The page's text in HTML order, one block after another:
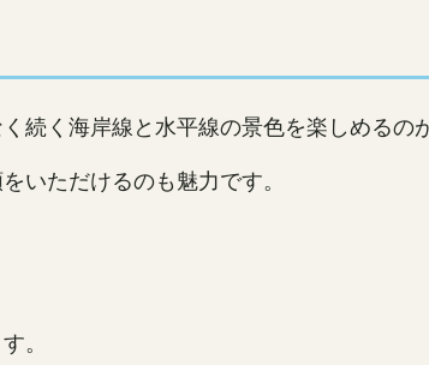
続く海岸線と水平線の景色を楽しめるの
いただけるのも魅力です。
。